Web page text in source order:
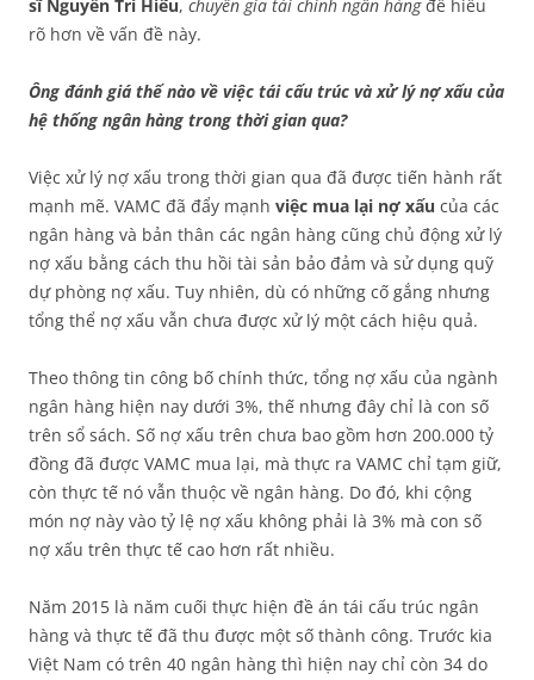
sĩ Nguyễn Trí Hiếu, chuyên gia tài chính ngân hàngđể hiểu
rõ hơn về vấn đề này.
Ông đánh giá thế nào về việc tái cấu trúc và xử lý nợ xấu của
hệ thống ngân hàng trong thời gian qua?
Việc xử lý nợ xấu trong thời gian qua đã được tiến hành rất
mạnh mẽ. VAMC đã đẩy mạnh việc mua lại nợ xấu của các
ngân hàng và bản thân các ngân hàng cũng chủ động xử lý
nợ xấu bằng cách thu hồi tài sản bảo đảm và sử dụng quỹ
dự phòng nợ xấu. Tuy nhiên, dù có những cố gắng nhưng
tổng thể nợ xấu vẫn chưa được xử lý một cách hiệu quả.
Theo thông tin công bố chính thức, tổng nợ xấu của ngành
ngân hàng hiện nay dưới 3%, thế nhưng đây chỉ là con số
trên sổ sách. Số nợ xấu trên chưa bao gồm hơn 200.000 tỷ
đồng đã được VAMC mua lại, mà thực ra VAMC chỉ tạm giữ,
còn thực tế nó vẫn thuộc về ngân hàng. Do đó, khi cộng
món nợ này vào tỷ lệ nợ xấu không phải là 3% mà con số
nợ xấu trên thực tế cao hơn rất nhiều.
Năm 2015 là năm cuối thực hiện đề án tái cấu trúc ngân
hàng và thực tế đã thu được một số thành công. Trước kia
Việt Nam có trên 40 ngân hàng thì hiện nay chỉ còn 34 do